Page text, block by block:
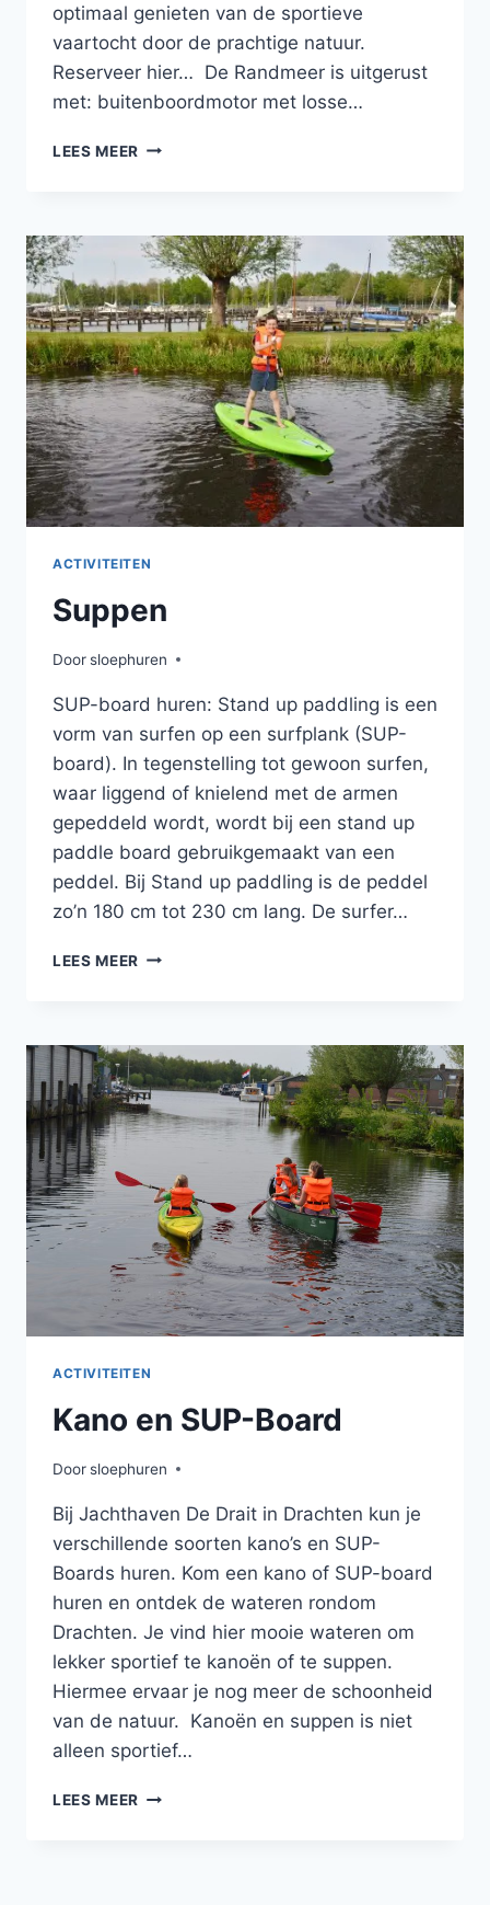
optimaal genieten van de sportieve
vaartocht door de prachtige natuur.
Reserveer hier… De Randmeer is uitgerust
met: buitenboordmotor met losse…
LEES MEER
ACTIVITEITEN
Suppen
Doorsloephuren
SUP-board huren: Stand up paddling is een
vorm van surfen op een surfplank (SUP-
board). In tegenstelling tot gewoon surfen,
waar liggend of knielend met de armen
gepeddeld wordt, wordt bij een stand up
paddle board gebruikgemaakt van een
peddel. Bij Stand up paddling is de peddel
zo’n 180 cm tot 230 cm lang. De surfer…
LEES MEER
ACTIVITEITEN
Kano en SUP-Board
Doorsloephuren
Bij Jachthaven De Drait in Drachten kun je
verschillende soorten kano’s en SUP-
Boards huren. Kom een kano of SUP-board
huren en ontdek de wateren rondom
Drachten. Je vind hier mooie wateren om
lekker sportief te kanoën of te suppen.
Hiermee ervaar je nog meer de schoonheid
van de natuur. Kanoën en suppen is niet
alleen sportief…
LEES MEER